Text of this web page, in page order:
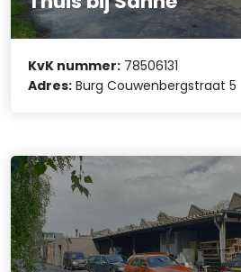
KvK nummer: 78506131
Adres: Burg Couwenbergstraat 5